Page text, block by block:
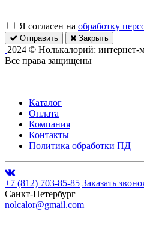
Я согласен на обработку
Отправить Закрыть
2024 © Нолькалорий: интернет-
Все права защищены
Каталог
Оплата
Компания
Контакты
Политика обработки ПД
+7 (812) 703-85-85 Заказать
Санкт-Петербург
nolcalor@gmail.com